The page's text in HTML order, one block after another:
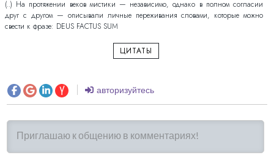
(..) На протяжении веков мистики — независимо, однако в полном согласии
друг с другом — описывали личные переживания словами, которые можно
свести к фразе: DEUS FACTUS SUM
ЦИТАТЫ
авторизуйтесь